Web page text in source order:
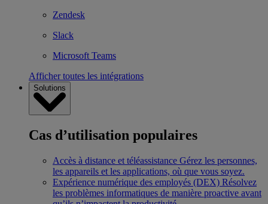
Zendesk
Slack
Microsoft Teams
Afficher toutes les intégrations
Solutions
Cas d’utilisation populaires
Accès à distance et téléassistance Gérez les personnes,
les appareils et les applications, où que vous soyez.
Expérience numérique des employés (DEX) Résolvez
les problèmes informatiques de manière proactive avant